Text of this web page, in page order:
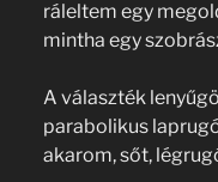
ráleltem egy
mintha egy
A választék
parabolikus
akarom, sőt,